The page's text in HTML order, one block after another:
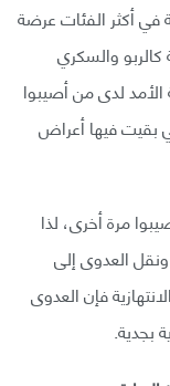
أكثر الفئات عرضة
والسكري
لدى من أصيبوا
بقيت فيها أعراض
مرة أخرى، لذا
العدوى إلى
فإن العدوى
بجدية.